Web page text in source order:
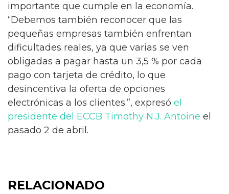
importante que cumple en la economía.
“Debemos también reconocer que las
pequeñas empresas también enfrentan
dificultades reales, ya que varias se ven
obligadas a pagar hasta un 3,5 % por cada
pago con tarjeta de crédito, lo que
desincentiva la oferta de opciones
electrónicas a los clientes.”, expresó el
presidente del ECCB Timothy N.J. Antoine el
pasado 2 de abril.
RELACIONADO